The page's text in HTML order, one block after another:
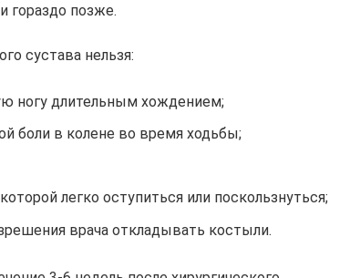
гораздо позже.
сустава нельзя:
ногу длительным хождением;
боли в колене во время ходьбы;
легко оступиться или поскользнуться;
врача откладывать костыли.